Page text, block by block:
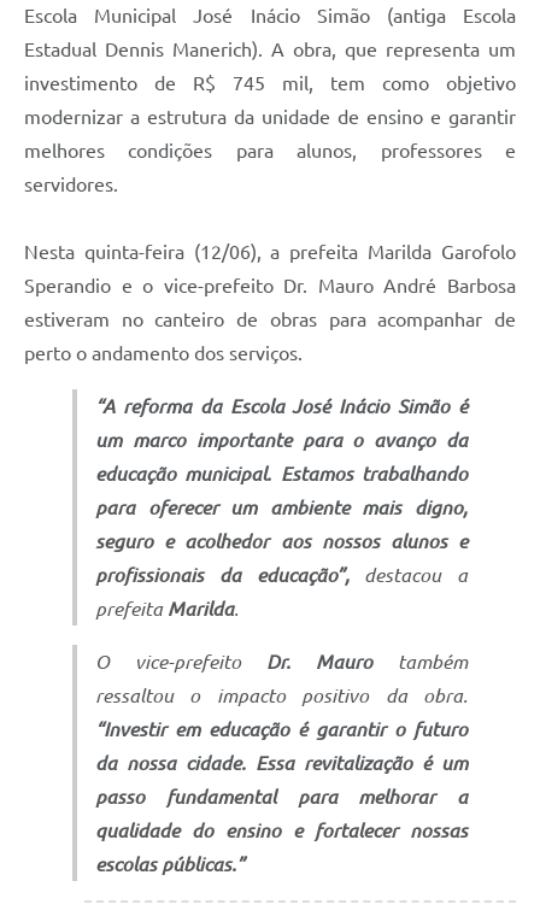
Escola Municipal José Inácio Simão (antiga Escola
Estadual Dennis Manerich). A obra, que representa um
investimento de R$ 745 mil, tem como objetivo
modernizar a estrutura da unidade de ensino e garantir
melhores condições para alunos, professores e
servidores.
Nesta quinta-feira (12/06), a prefeita Marilda Garofolo
Sperandio e o vice-prefeito Dr. Mauro André Barbosa
estiveram no canteiro de obras para acompanhar de
perto o andamento dos serviços.
“A reforma da Escola José Inácio Simão é
um marco importante para o avanço da
educação municipal. Estamos trabalhando
para oferecer um ambiente mais digno,
seguro e acolhedor aos nossos alunos e
profissionais da educação”,destacou a
prefeita Marilda.
O vice-prefeito Dr. Mauro também
ressaltou o impacto positivo da obra.
“Investir em educação é garantir o futuro
da nossa cidade. Essa revitalização é um
passo fundamental para melhorar a
qualidade do ensino e fortalecer nossas
escolas públicas.”